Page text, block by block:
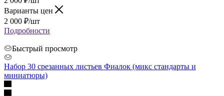
Варианты цен
2 000 ₽/шт
Подробности
Быстрый просмотр
Набор 30 срезанных листьев Фиалок (микс стандарты и
миниатюры)